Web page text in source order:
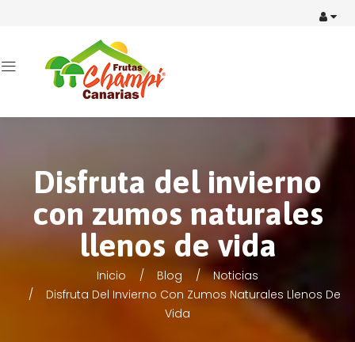
Disfruta del invierno
con zumos naturales
llenos de vida
Inicio Blog
Noticias
Disfruta Del Invierno Con Zumos Naturales Llenos De
Vida